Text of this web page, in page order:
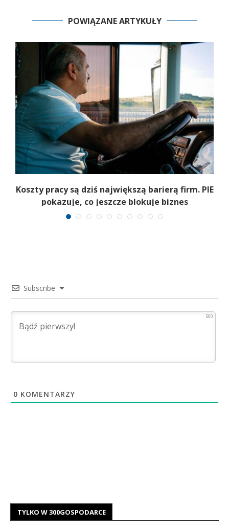
POWIĄZANE ARTYKUŁY
Koszty pracy są dziś największą barierą firm. PIE
pokazuje, co jeszcze blokuje biznes
Subscribe
500
0 KOMENTARZY
TYLKO W 300GOSPODARCE